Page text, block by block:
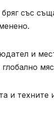
със
и
и